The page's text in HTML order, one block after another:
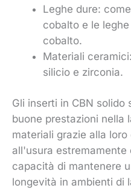
Leghe dure:
cobalto e le
cobalto.
Materiali
silicio e zirconia.
Gli inserti in CBN solido
buone prestazioni nella
materiali grazie alla
all'usura estremamente
capacità di mantenere
longevità in ambienti di